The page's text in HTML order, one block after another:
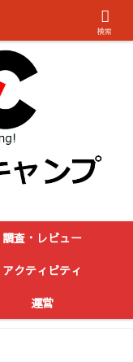
調査・レビュー
アクティビティ
運営
検索